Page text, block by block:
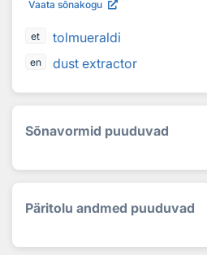
Vaata sõnakogu
et tolmueraldi
en dust extractor
Sõnavormid puuduvad
Päritolu andmed puuduvad